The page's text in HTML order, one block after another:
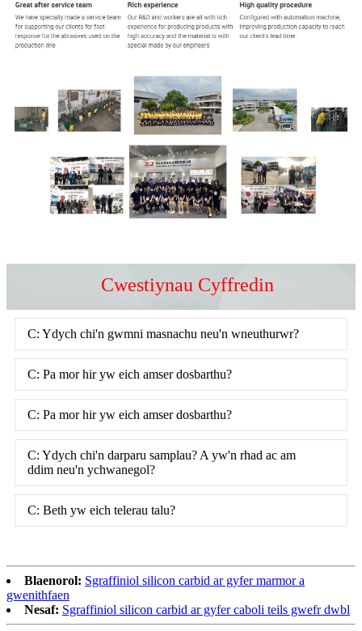
Cwestiynau Cyffredin
C: Ydych chi'n gwmni masnachu neu'n wneuthurwr?
C: Pa mor hir yw eich amser dosbarthu?
C: Pa mor hir yw eich amser dosbarthu?
C: Ydych chi'n darparu samplau? A yw'n rhad ac am
ddim neu'n ychwanegol?
C: Beth yw eich telerau talu?
Blaenorol: Sgraffiniol silicon carbid ar gyfer marmor a
gwenithfaen
Nesaf: Sgraffiniol silicon carbid ar gyfer caboli teils gwefr dwbl